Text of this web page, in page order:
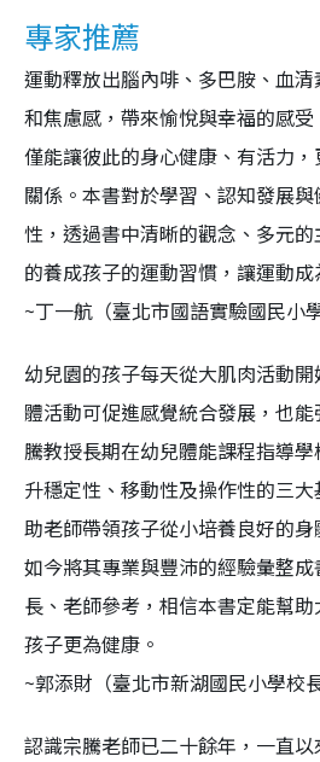
專家推薦
運動釋放出腦內啡、多巴胺、血
和焦慮感，帶來愉悅與幸福的感
僅能讓彼此的身心健康、有活力
關係。本書對於學習、認知發展
性，透過書中清晰的觀念、多元
的養成孩子的運動習慣，讓運動成
~丁一航（臺北市國語實驗國民小學
幼兒園的孩子每天從大肌肉活動
體活動可促進感覺統合發展，也
騰教授長期在幼兒體能課程指導
升穩定性、移動性及操作性的三
助老師帶領孩子從小培養良好的身
如今將其專業與豐沛的經驗彙整
長、老師參考，相信本書定能幫
孩子更為健康。
~郭添財（臺北市新湖國民小學校長
認識宗騰老師已二十餘年，一直以